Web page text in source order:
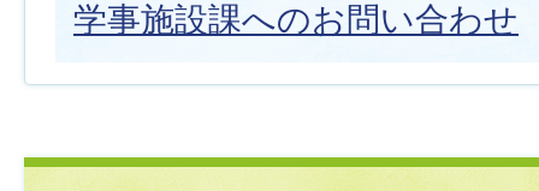
学事施設課へのお問い合わせ